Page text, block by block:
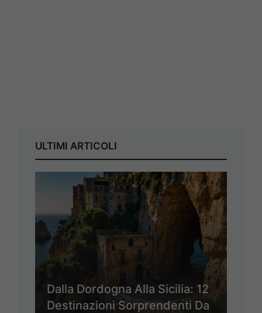
ULTIMI ARTICOLI
Dalla Dordogna Alla Sicilia: 12
Destinazioni Sorprendenti Da